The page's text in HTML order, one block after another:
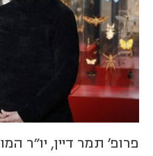
פרופ' תמר דיין, יו"ר